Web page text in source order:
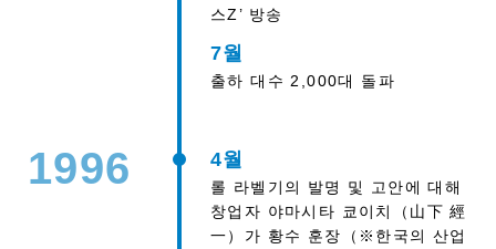
스Z’ 방송
7월
출하 대수 2,000대 돌파
1996 4월
롤 라벨기의 발명 및 고안에 대해
창업자 야마시타 쿄이치（山下 經
一）가 황수 훈장（※한국의 산업